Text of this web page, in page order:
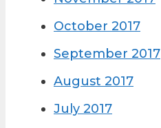
October 2017
September 2017
August 2017
July 2017